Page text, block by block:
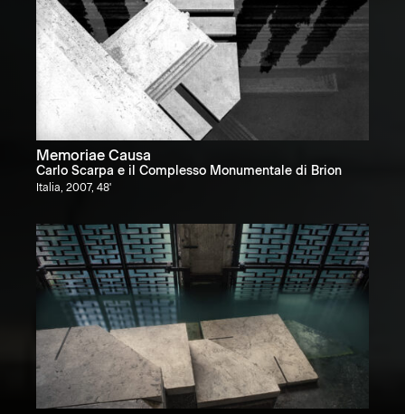
Memoriae Causa
Carlo Scarpa e il Complesso Monumentale di Brion
Italia, 2007, 48'